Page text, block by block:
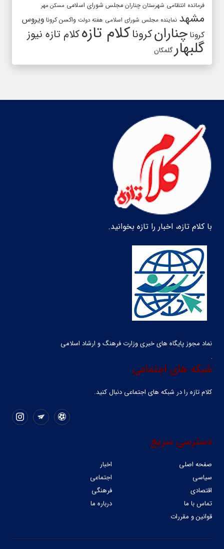
فرمانده انتظامی شهرستان چناران مجلس شورای اسلامی مسکن مهر
مشهد نماینده مجلس شورای اسلامی هفته دولت واکسن کرونا ویروس
کرونا چنارانکروناکلام تازهکلام تازه نیوز
گلبهارگلمکان
با کلام تازه، اخبار را تازه بخوانید.
نماد مجوز پایگاه های خبری وزارت فرهنگ و ارشاد اسلامی
شبکه های اجتماعی
کلام تازه را در شبکه ‌های اجتماعی دنبال کنید.
دسترسی سریع
صفحه اصلی
اخبار
سیاسی
اجتماعی
اقتصادی
فرهنگی
تماس با ما
درباره ما
قوانین و مقررات